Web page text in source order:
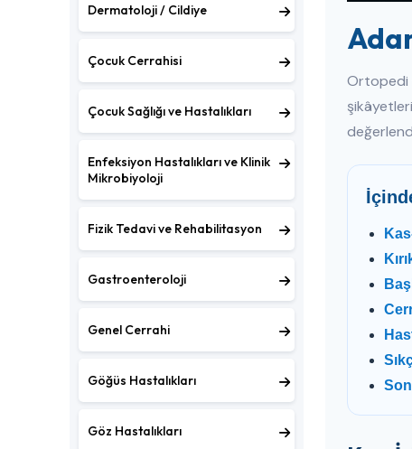
Dermatoloji / Cildiye
Çocuk Cerrahisi
Çocuk Sağlığı ve Hastalıkları
Enfeksiyon Hastalıkları ve Klinik
Mikrobiyoloji
Fizik Tedavi ve Rehabilitasyon
Gastroenteroloji
Genel Cerrahi
Göğüs Hastalıkları
Göz Hastalıkları
Ortopedi